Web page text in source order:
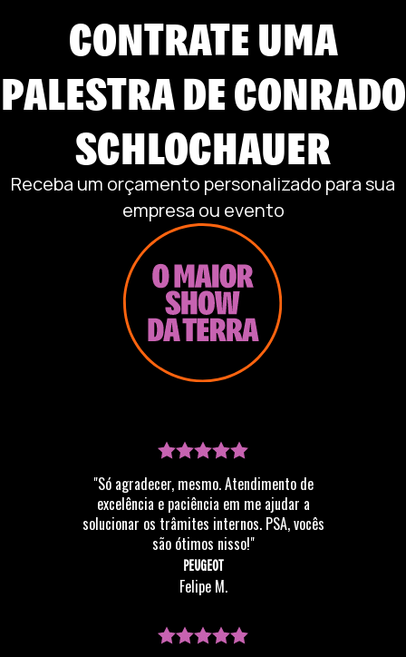
CONTRATE UMA
PALESTRA DECONRADO
SCHLOCHAUER
Receba um orçamento personalizado para sua
empresa ou evento
"Só agradecer, mesmo. Atendimento de
excelência e paciência em me ajudar a
solucionar os trâmites internos. PSA, vocês
são ótimos nisso!"
PEUGEOT
Felipe M.